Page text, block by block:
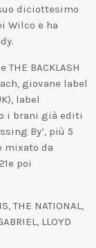
diciottesimo
Wilco e ha
BACKLASH
giovane label
label
i brani già editi
By’, più 5
mixato da
poi
THE NATIONAL,
LLOYD